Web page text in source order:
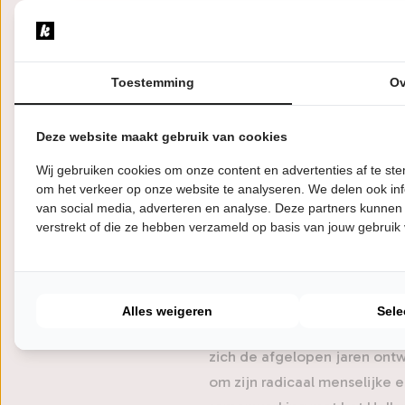
Over
In een wereld die steeds
jongleren met grote
terugkeren. In Nothing Left
choreografie die de
raak. Een hoopvol gebaar
planeet en haar
Choreograaf en artistiek
lang in lichaam en geest
moed geeft en voorbij de
zich de afgelopen jaren
om zijn radicaal menselijke
Toestemming
Deze website maakt gebruik van cookies
Wij gebruiken cookies om onze content en advertenties af te
om het verkeer op onze website te analyseren. We delen ook
van social media, adverteren en analyse. Deze partners
verstrekt of die ze hebben verzameld op basis van jouw gebruik
Alles weigeren